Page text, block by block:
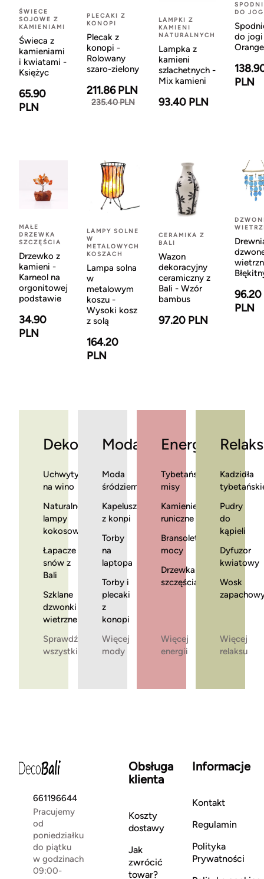
ŚWIECE
SOJOWE Z
KAMIENIAMI
Świeca z
kamieniami
i kwiatami -
Księżyc
65.90
PLN
PLECAKI Z
KONOPI
Plecak z
konopi -
Rolowany
szaro-zielony
211.86 PLN
235.40 PLN
LAMPKI Z
KAMIENI
NATURALNYCH
Lampka z
kamieni
szlachetnych -
Mix kamieni
93.40 PLN
DO
do
Orange
PLN
MAŁE
DRZEWKA
SZCZĘŚCIA
Drzewko z
kamieni -
Karneol na
orgonitowej
podstawie
34.90
PLN
LAMPY SOLNE
W
METALOWYCH
KOSZACH
Lampa solna
w
metalowym
koszu -
Wysoki kosz
z solą
164.20
PLN
CERAMIKA Z
BALI
Wazon
dekoracyjny
ceramiczny z
Bali - Wzór
bambus
97.20 PLN
96.20
PLN
Dekoracje
Uchwyty
na wino
Naturalne
lampy
kokosowe
Łapacze
snów z
Bali
Szklane
dzwonki
wietrzne
Sprawdź
wszystkie
Moda
Moda
śródziemnomorska
Kapelusze
z konpi
Torby
na
laptopa
Torby i
plecaki
z
konopi
Więcej
mody
Energia
Tybetańskie
misy
Kamienie
runiczne
Bransoletki
mocy
Drzewka
szczęścia
Więcej
energii
Relaks
Kadzidła
Pudry
do
kąpieli
Dyfuzor
kwiatowy
Wosk
Więcej
relaksu
661196644
Pracujemy
od
poniedziałku
do piątku
w godzinach
09:00-
Obsługa
klienta
Koszty
dostawy
Jak
zwrócić
towar?
Informacje
Kontakt
Regulamin
Polityka
Prywatności